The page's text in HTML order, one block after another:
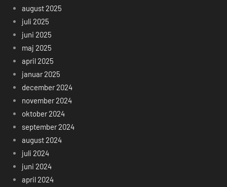
august 2025
juli 2025
juni 2025
maj 2025
april 2025
januar 2025
december 2024
november 2024
oktober 2024
september 2024
august 2024
juli 2024
juni 2024
april 2024